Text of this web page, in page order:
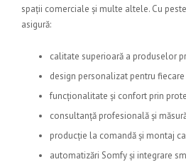
spații comerciale și multe altele. Cu
asigură:
calitate superioară a produselor
design personalizat pentru
funcționalitate și confort prin
consultanță profesională și
producție la comandă și montaj
automatizări Somfy și integrare